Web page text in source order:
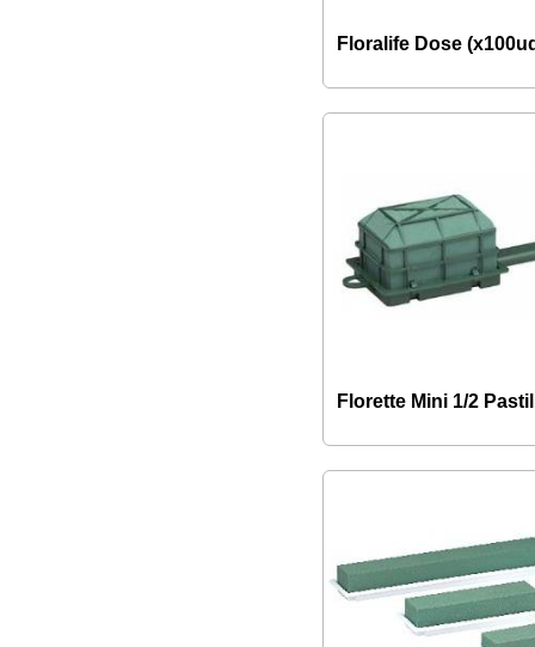
Floralife Dose
Florette Mini 1/2